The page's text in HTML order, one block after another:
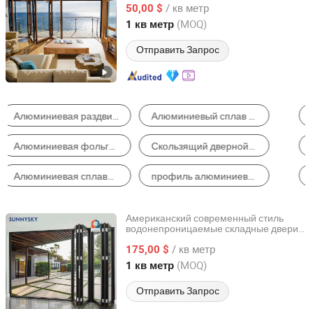
раздвижные складные двери
50,00 $ / кв метр
1 кв метр (MOQ)
Отправить Запрос
Guangdong, China с 2025
Металлическое Окно Металлическая Дверь
Стеклянная Дверь Автоматическая Дверь
Композитная Дверь
Американский современный стиль
водонепроницаемые складные двери
раздвижные двери
175,00 $ / кв метр
1 кв метр (MOQ)
Отправить Запрос
Guangzhou Xiya Building Material Co., Ltd.
Guangdong, China с 2020